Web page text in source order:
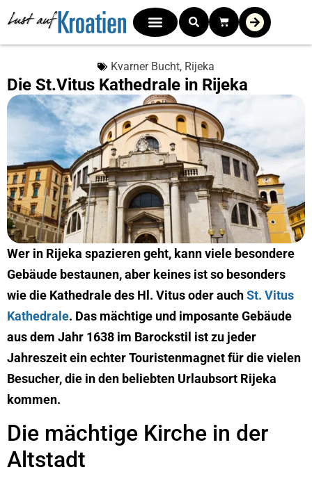
Kvarner Bucht, Rijeka
Die St.Vitus Kathedrale in Rijeka
Wer in Rijeka spazieren geht, kann viele besondere
Gebäude bestaunen, aber keines ist so besonders
wie die Kathedrale des Hl. Vitus oder auchSt. Vitus
Kathedrale. Das mächtige und imposante Gebäude
aus dem Jahr 1638 im Barockstil ist zu jeder
Jahreszeit ein echter Touristenmagnet für die vielen
Besucher, die in den beliebten Urlaubsort Rijeka
kommen.
Die mächtige Kirche in der
Altstadt